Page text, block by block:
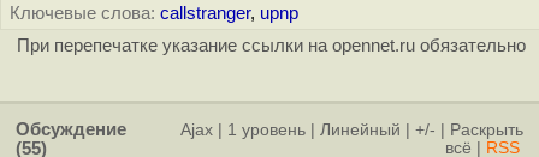
Ключевые слова: callstranger, upnp
При перепечатке указание ссылки на opennet.ru обязательно
Обсуждение
(55)
Ajax 1 уровень Линейный +/-
Раскрыть
всё
RSS